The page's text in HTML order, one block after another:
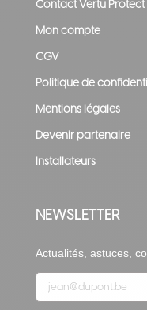
Contact Vertu Protect
Mon compte
CGV
Politique de
Mentions légales
Devenir partenaire
Installateurs
NEWSLETTER
Actualités, astuces,